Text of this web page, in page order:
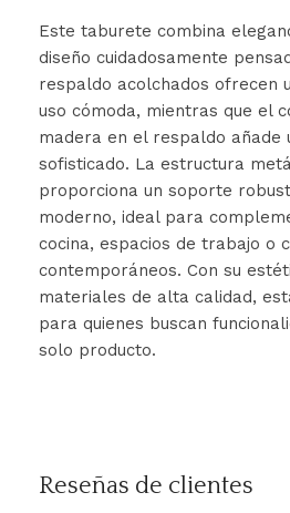
Este taburete combina
diseño cuidadosamente
respaldo acolchados ofrecen
uso cómoda, mientras que el
madera en el respaldo añade
sofisticado. La estructura
proporciona un soporte
moderno, ideal para
cocina, espacios de trabajo o
contemporáneos. Con su
materiales de alta calidad,
para quienes buscan
solo producto.
Reseñas de clientes